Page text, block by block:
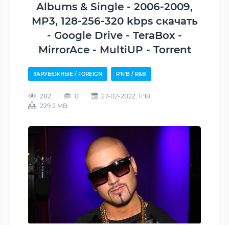
Albums & Single - 2006-2009,
MP3, 128-256-320 kbps скачать
- Google Drive - TeraBox -
MirrorAce - MultiUP - Torrent
ЗАРУБЕЖНЫЕ / FOREIGN R'N'B / R&B
282 0
27-02-2022, 11:18
229.2 MB